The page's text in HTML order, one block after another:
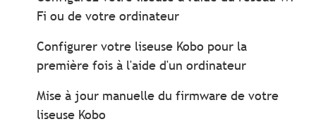
Fi ou de votre ordinateur
Configurer votre liseuse Kobo pour la
première fois à l'aide d'un ordinateur
Mise à jour manuelle du firmware de votre
liseuse Kobo